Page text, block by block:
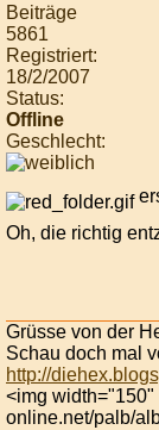
Beiträge
5861
Registriert:
18/2/2007
Status:
Offline
Geschlecht:
Oh, die richtig
Grüsse von der
Schau doch mal
http://
<img width="150"
online.net/palb/